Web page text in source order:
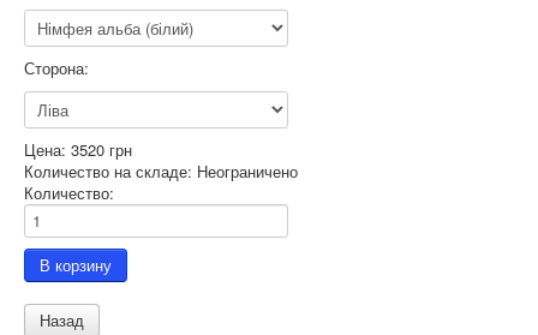
Сторона:
Цена: 3520 грн
Количество на складе: Неограничено
Количество: